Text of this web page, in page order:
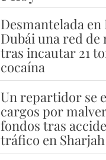
Desmantelada en
Dubái una red
tras incautar 21
cocaína
Un repartidor se
cargos por
fondos tras
tráfico en Sharjah